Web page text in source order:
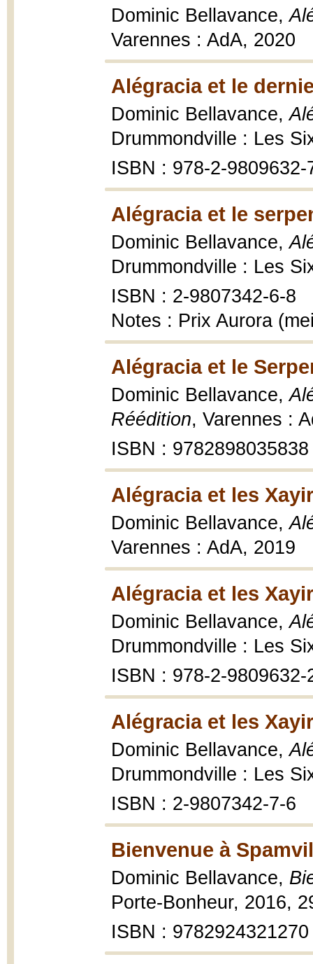
Dominic Bellavance,
Varennes : AdA, 2020
Alégracia et le
Dominic Bellavance,
Drummondville : Les
ISBN : 978-2-9809632-
Alégracia et le
Dominic Bellavance,
Drummondville : Les
ISBN : 2-9807342-6-8
Notes : Prix Aurora
Alégracia et le
Dominic Bellavance,
Réédition, Varennes :
ISBN : 9782898035838
Alégracia et les
Dominic Bellavance,
Varennes : AdA, 2019
Alégracia et les
Dominic Bellavance,
Drummondville : Les
ISBN : 978-2-9809632-
Alégracia et les
Dominic Bellavance,
Drummondville : Les
ISBN : 2-9807342-7-6
Bienvenue à
Dominic Bellavance,
Porte-Bonheur, 2016,
ISBN : 9782924321270